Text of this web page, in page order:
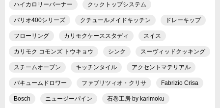
ハイカロリーバーナー クックトップシステム
バリオ400シリーズ クチュールメイドキッチン ドレーキップ
フローリング カリモクケーススタディ スイス
カリモク コモンズ トウキョウ シンク スーヴィッドクッキング
スチームオーブン キッチンタイル アクセントマテリアル
バキュームドロワー ファブリツィオ・クリサ Fabrizio Crisa
Bosch ニュージーパイン 石巻工房 by karimoku